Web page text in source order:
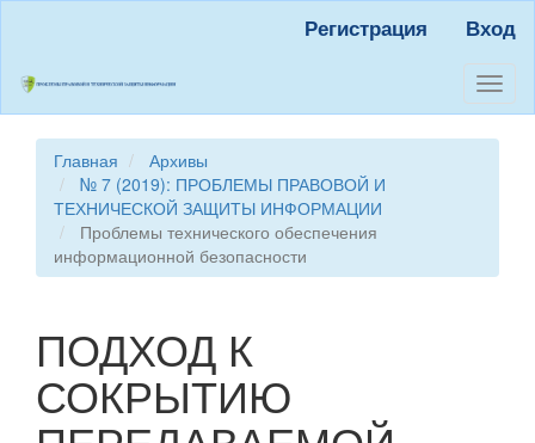
содержанию
навигация
Основное
содержание
Боковая
панель
Регистрация Вход
Главная
Архивы
№ 7 (2019): ПРОБЛЕМЫ ПРАВОВОЙ И
ТЕХНИЧЕСКОЙ ЗАЩИТЫ ИНФОРМАЦИИ
Проблемы технического обеспечения
информационной безопасности
ПОДХОД К
СОКРЫТИЮ